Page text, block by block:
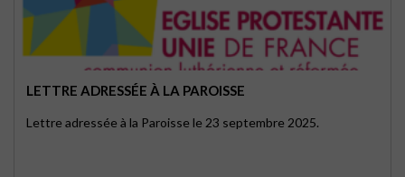
LETTRE ADRESSÉE À LA PAROISSE
Lettre adressée à la Paroisse le 23 septembre 2025.